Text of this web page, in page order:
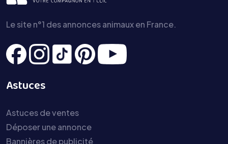
Le site n°1 des annonces animaux en France.
Astuces
Astuces de ventes
Déposer une annonce
Bannières de publicité